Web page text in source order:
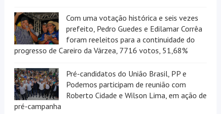
Com uma votação histórica e seis vezes
prefeito, Pedro Guedes e Edilamar Corrêa
foram reeleitos para a continuidade do
progresso de Careiro da Várzea, 7716 votos, 51,68%
Pré-candidatos do União Brasil, PP e
Podemos participam de reunião com
Roberto Cidade e Wilson Lima, em ação de
pré-campanha